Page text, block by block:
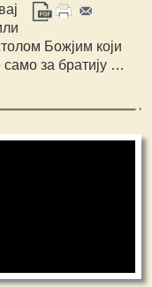
Божјим који
за братију …